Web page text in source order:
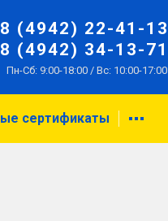
8 (4942) 22-41-13
8 (4942) 34-13-71
Пн-Сб: 9:00-18:00 / Вс: 10:00-17:00
сертификаты